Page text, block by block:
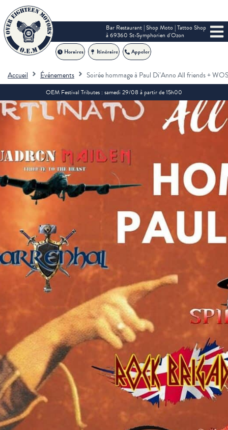
Bar Restaurant | Shop Moto | Tattoo Shop
à 69360 St-Symphorien d'Ozon
Horaires Itinéraire Appeler
Accueil Événements Soirée hommage à Paul Di’Anno All friends + WOS
OEM Festival Tributes : samedi 29/08 à partir de 15h00